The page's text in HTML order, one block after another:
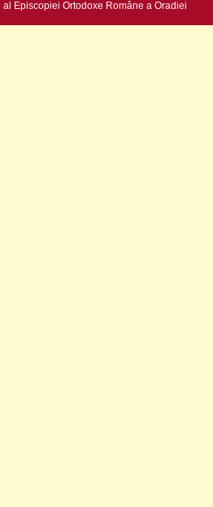
Episcopiei Ortodoxe Române a Oradiei